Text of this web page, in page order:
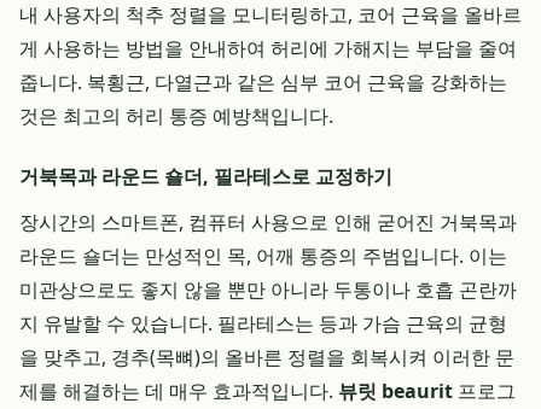
내 사용자의 척추 정렬을 모니터링하고, 코어 근육을 올바르
게 사용하는 방법을 안내하여 허리에 가해지는 부담을 줄여
줍니다. 복횡근, 다열근과 같은 심부 코어 근육을 강화하는
것은 최고의 허리 통증 예방책입니다.
거북목과 라운드 숄더, 필라테스로 교정하기
장시간의 스마트폰, 컴퓨터 사용으로 인해 굳어진 거북목과
라운드 숄더는 만성적인 목, 어깨 통증의 주범입니다. 이는
미관상으로도 좋지 않을 뿐만 아니라 두통이나 호흡 곤란까
지 유발할 수 있습니다. 필라테스는 등과 가슴 근육의 균형
을 맞추고, 경추(목뼈)의 올바른 정렬을 회복시켜 이러한 문
제를 해결하는 데 매우 효과적입니다. 뷰릿 beaurit 프로그